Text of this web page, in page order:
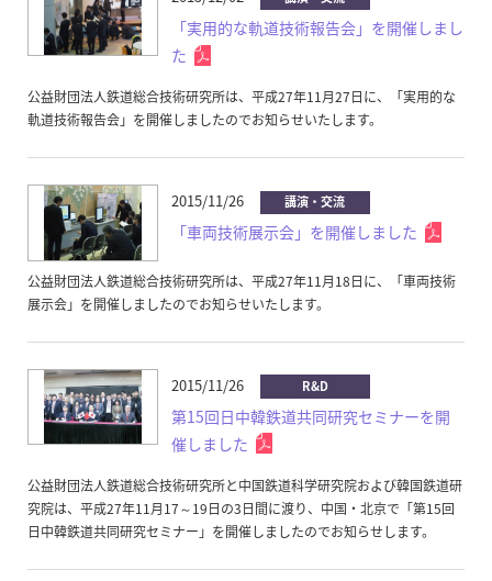
「実用的な軌道技術報告会」を開催しまし
た
公益財団法人鉄道総合技術研究所は、平成27年11月27日に、「実用的な
軌道技術報告会」を開催しましたのでお知らせいたします。
2015/11/26 講演・交流
「車両技術展示会」を開催しました
公益財団法人鉄道総合技術研究所は、平成27年11月18日に、「車両技術
展示会」を開催しましたのでお知らせいたします。
2015/11/26 R&D
第15回日中韓鉄道共同研究セミナーを開
催しました
公益財団法人鉄道総合技術研究所と中国鉄道科学研究院および韓国鉄道研
究院は、平成27年11月17～19日の3日間に渡り、中国・北京で「第15回
日中韓鉄道共同研究セミナー」を開催しましたのでお知らせします。